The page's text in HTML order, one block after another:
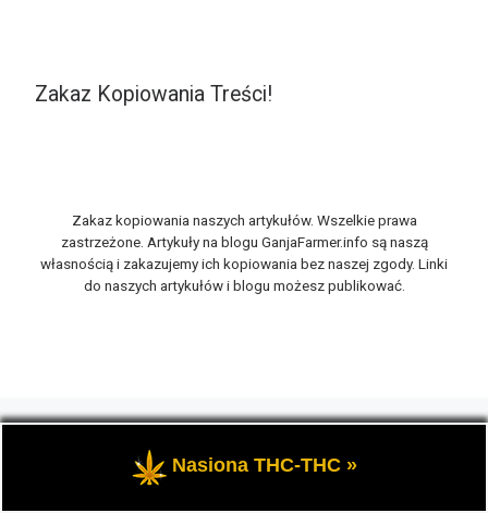
Zakaz Kopiowania Treści!
Zakaz kopiowania naszych artykułów. Wszelkie prawa
zastrzeżone. Artykuły na blogu GanjaFarmer.info są naszą
własnością i zakazujemy ich kopiowania bez naszej zgody. Linki
do naszych artykułów i blogu możesz publikować.
Marihuana THC i rośliny konopi oraz cannabis CBD, to
tematyka blogu konopnego Ganja Farmer.
Nasiona THC-THC »